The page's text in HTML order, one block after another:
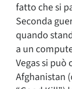
fatto che si
Seconda
quando
a un
Vegas si
Afghanistan